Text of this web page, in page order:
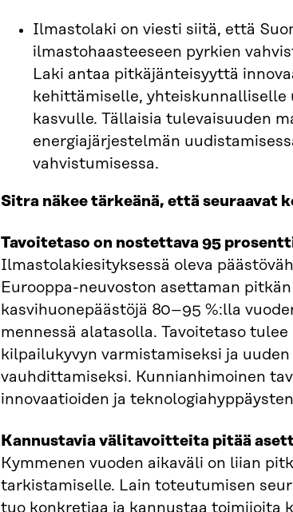
Ilmastolaki on viesti siitä, että
ilmastohaasteeseen pyrkien
Laki antaa pitkäjänteisyyttä
kehittämiselle,
kasvulle. Tällaisia tulevaisuuden
energiajärjestelmän
vahvistumisessa.
Sitra näkee tärkeänä, että seuraavat
Tavoitetaso on nostettava 95
Ilmastolakiesityksessä oleva
Eurooppa-neuvoston asettaman
kasvihuonepäästöjä 80–95 %:lla
mennessä alatasolla. Tavoitetaso
kilpailukyvyn varmistamiseksi ja
vauhdittamiseksi. Kunnianhimoinen
innovaatioiden ja
Kannustavia välitavoitteita pitää
Kymmenen vuoden aikaväli on liian
tarkistamiselle. Lain toteutumisen
tuo konkretiaa ja kannustaa toimijoita